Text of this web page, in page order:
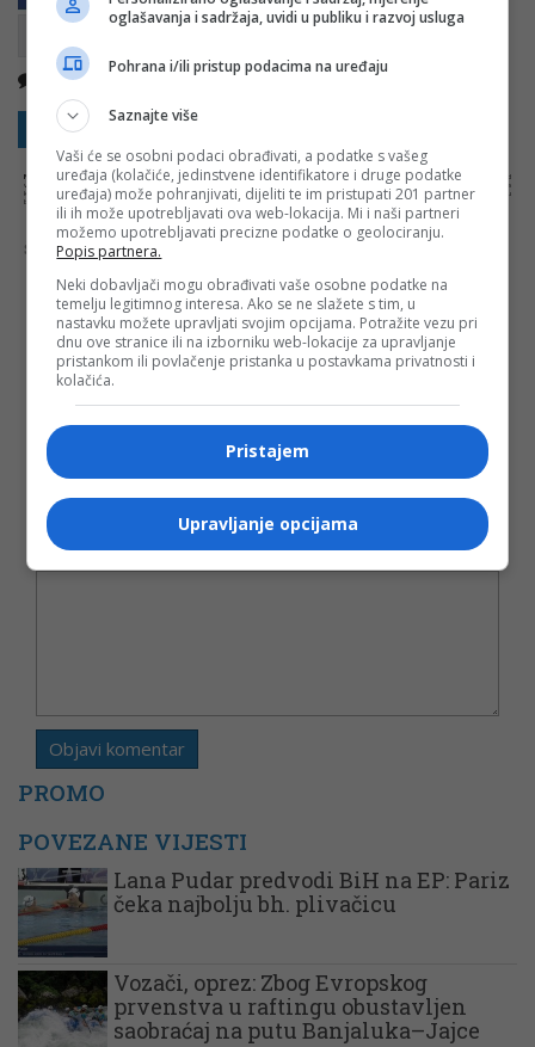
Kopirati
Nema komentara
Sakrij sve komentare
NAPOMENA: Komentari odražavaju stavove njihovih autora, a ne nužno i stavove internet portala Banjaluka.com. Molimo korisnike da se suzdrže od
vrijeđanja, psovanja i vulgarnog izražavanja. Portal Banjaluka.com zadržava pravo da obriše komentar bez najave i objašnjenja. Zbog velikog broja
komentara Banjaluka.com nije dužan obrisati sve komentare koji krše pravila. Kao čitalac takođe prihvatate mogućnost da među komentarima mogu
biti pronađeni sadržaji koji mogu biti u suprotnosti sa vašim vjerskim, moralnim i drugim načelima i uvjerenjima.
Šta mislite o ovoj temi?
Vaša e-mail adresa neće biti objavljena. Sva polja su
obavezna!
Email*
Komentar
PROMO
POVEZANE VIJESTI
Lana Pudar predvodi BiH na EP: Pariz
čeka najbolju bh. plivačicu
Vozači, oprez: Zbog Evropskog
prvenstva u raftingu obustavljen
saobraćaj na putu Banjaluka–Jajce
oglašavanja i sadržaja, uvidi u publiku i razvoj usluga
Pohrana i/ili pristup podacima na uređaju
Saznajte više
Vaši će se osobni podaci obrađivati, a podatke s vašeg
uređaja (kolačiće, jedinstvene identifikatore i druge podatke
uređaja) može pohranjivati, dijeliti te im pristupati 201 partner
ili ih može upotrebljavati ova web-lokacija. Mi i naši partneri
možemo upotrebljavati precizne podatke o geolociranju.
Popis partnera.
Neki dobavljači mogu obrađivati vaše osobne podatke na
temelju legitimnog interesa. Ako se ne slažete s tim, u
nastavku možete upravljati svojim opcijama. Potražite vezu pri
dnu ove stranice ili na izborniku web-lokacije za upravljanje
pristankom ili povlačenje pristanka u postavkama privatnosti i
kolačića.
Pristajem
Upravljanje opcijama